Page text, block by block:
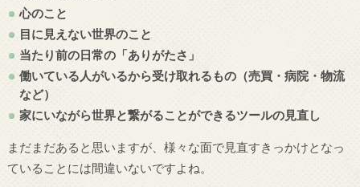
心のこと
目に見えない世界のこと
当たり前の日常の「ありがたさ」
働いている人がいるから受け取れるもの（売買・病院・物流
など）
家にいながら世界と繋がることができるツールの見直し
まだまだあると思いますが、様々な面で見直すきっかけとなっ
ていることには間違いないですよね。